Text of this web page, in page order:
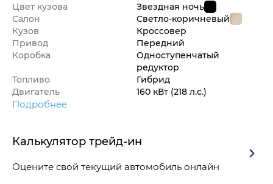
Цвет кузова
Звездная ночь
Салон
Светло-коричневый
Кузов
Кроссовер
Привод
Передний
Коробка
Одноступенчатый
редуктор
Топливо
Гибрид
Двигатель
160 кВт (218 л.с.)
Подробнее
Калькулятор трейд-ин
Оцените свой текущий автомобиль онлайн